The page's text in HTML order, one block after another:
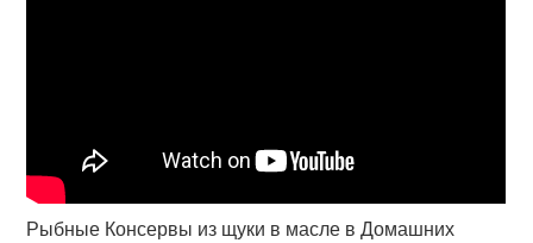
Рыбные Консервы из щуки в масле в Домашних